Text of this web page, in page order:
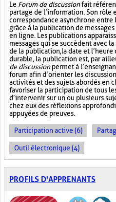
Le Forum de discussionfait
partage de l’information. Son rôle
correspondance asynchrone entre
grâce à la publication de
en ligne. Les publications
messages qui se succèdent avec
de la publication, la date et
durable, la publication est, par
de discussionpermet à
forum afin d’orienter les
activités et des sujets abordés en
favoriser la participation de tous
d’intervenir sur un ou plusieurs
chez eux des réflexions
appuyées de preuves.
Participation active (6)
Outil électronique (4)
PROFILS D'APPRENANTS